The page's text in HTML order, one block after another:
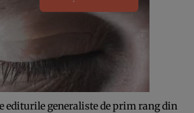
editurile generaliste de prim rang din